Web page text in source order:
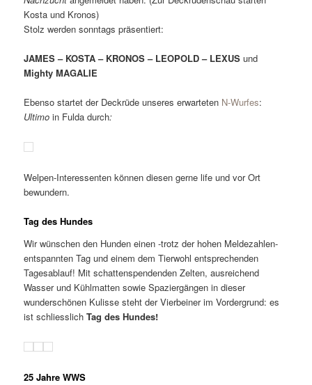
Kosta und Kronos)
Stolz werden sonntags präsentiert:
JAMES – KOSTA – KRONOS – LEOPOLD – LEXUSund
Mighty MAGALIE
Ebenso startet der Deckrüde unseres erwarteten N-Wurfes:
Ultimoin Fulda durch:
Welpen-Interessenten können diesen gerne life und vor Ort
bewundern.
Tag des Hundes
Wir wünschen den Hunden einen -trotz der hohen Meldezahlen-
entspannten Tag und einem dem Tierwohl entsprechenden
Tagesablauf! Mit schattenspendenden Zelten, ausreichend
Wasser und Kühlmatten sowie Spaziergängen in dieser
wunderschönen Kulisse steht der Vierbeiner im Vordergrund: es
ist schliesslichTag des Hundes!
25 Jahre WWS